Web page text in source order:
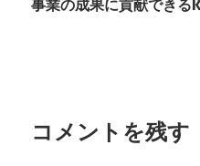
稿
ゲ
事業の成果に貢献できる
コメントを残す